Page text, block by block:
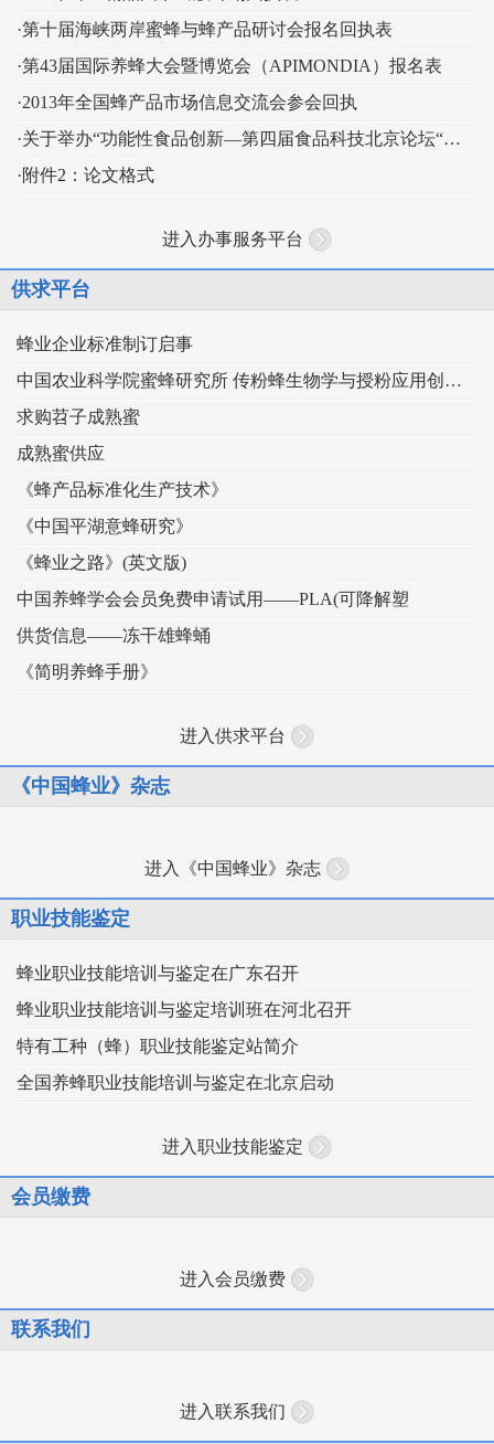
·第十届海峡两岸蜜蜂与蜂产品研讨会报名回执表
·第43届国际养蜂大会暨博览会（APIMONDIA）报名表
·2013年全国蜂产品市场信息交流会参会回执
·关于举办“功能性食品创新—第四届食品科技北京论坛“的通知
·附件2：论文格式
进入办事服务平台
供求平台
蜂业企业标准制订启事
中国农业科学院蜜蜂研究所 传粉蜂生物学与授粉应用创新团队
求购苕子成熟蜜
成熟蜜供应
《蜂产品标准化生产技术》
《中国平湖意蜂研究》
《蜂业之路》(英文版)
中国养蜂学会会员免费申请试用——PLA(可降解塑
供货信息——冻干雄蜂蛹
《简明养蜂手册》
进入供求平台
《中国蜂业》杂志
进入《中国蜂业》杂志
职业技能鉴定
蜂业职业技能培训与鉴定在广东召开
蜂业职业技能培训与鉴定培训班在河北召开
特有工种（蜂）职业技能鉴定站简介
全国养蜂职业技能培训与鉴定在北京启动
进入职业技能鉴定
会员缴费
进入会员缴费
联系我们
进入联系我们